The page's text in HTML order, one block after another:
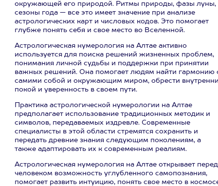
окружающей его природой. Ритмы природы, фазы луны,
сезоны года — все это имеет значение при анализе
астрологических карт и числовых кодов. Это помогает
глубже понять себя и свое место во Вселенной.
Астрологическая нумерология на Алтае активно
используется для поиска решений жизненных проблем,
понимания личной судьбы и поддержки при принятии
важных решений. Она помогает людям найти гармонию
самими собой и окружающим миром, обрести
покой и уверенность в своем пути.
Практика астрологической нумерологии на Алтае
предполагает использование традиционных методик и
символов, передаваемых издревле. Современные
специалисты в этой области стремятся сохранить и
передать древние знания следующим поколениям, а
также адаптировать их к современным реалиям.
Астрологическая нумерология на Алтае открывает перед
человеком возможность углубленного самопознания,
помогает развить интуицию, понять свое место в